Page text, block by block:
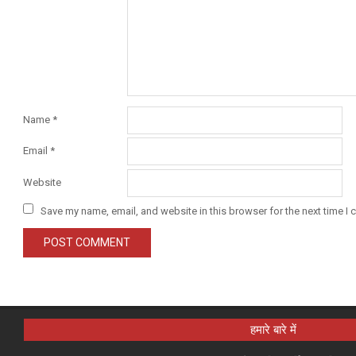
Name *
Email *
Website
Save my name, email, and website in this browser for the next time I
हमारे बारे में